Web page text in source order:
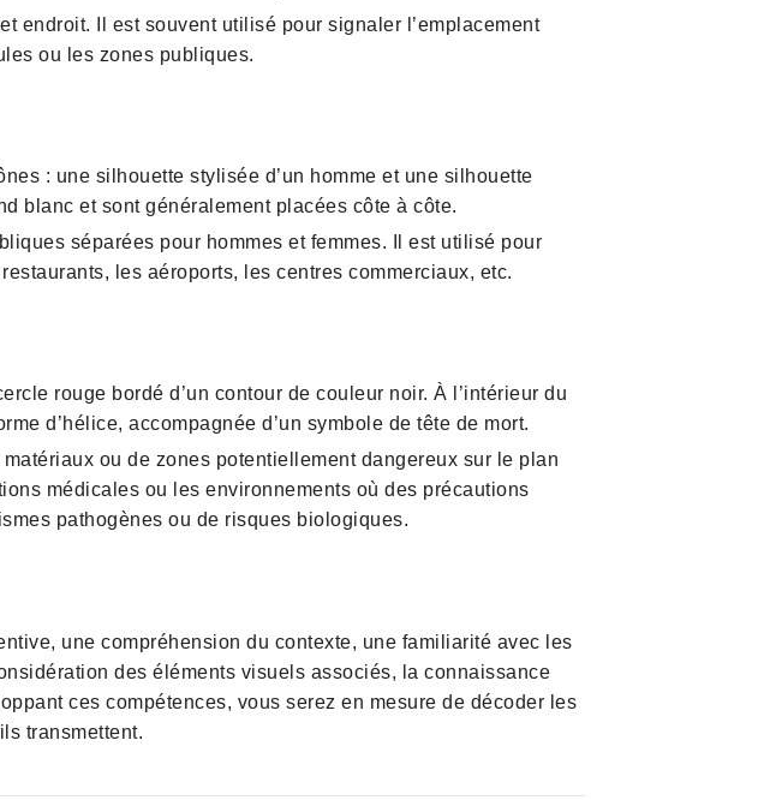
endroit. Il est souvent utilisé pour signaler l’emplacement
ou les zones publiques.
: une silhouette stylisée d’un homme et une silhouette
blanc et sont généralement placées côte à côte.
séparées pour hommes et femmes. Il est utilisé pour
les aéroports, les centres commerciaux, etc.
rouge bordé d’un contour de couleur noir. À l’intérieur du
d’hélice, accompagnée d’un symbole de tête de mort.
ou de zones potentiellement dangereux sur le plan
médicales ou les environnements où des précautions
pathogènes ou de risques biologiques.
une compréhension du contexte, une familiarité avec les
des éléments visuels associés, la connaissance
ces compétences, vous serez en mesure de décoder les
transmettent.